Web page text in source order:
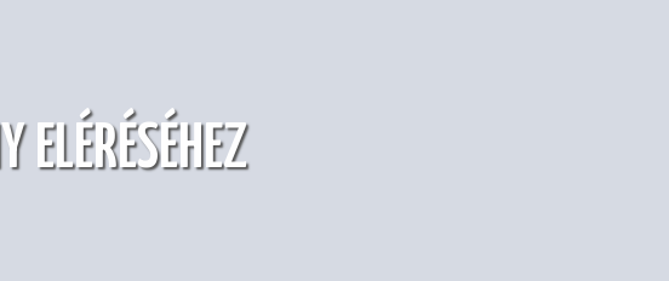
ELÉRÉSÉHEZ